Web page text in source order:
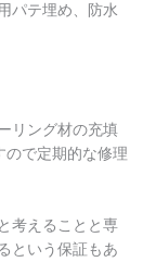
パテ埋め、防水
リング材の充填
ので定期的な修理
考えることと専
という保証もあ